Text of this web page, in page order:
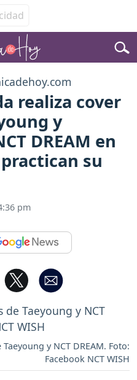
realiza cover
y
DREAM en
su
pm
y NCT DREAM. Foto:
Facebook NCT WISH